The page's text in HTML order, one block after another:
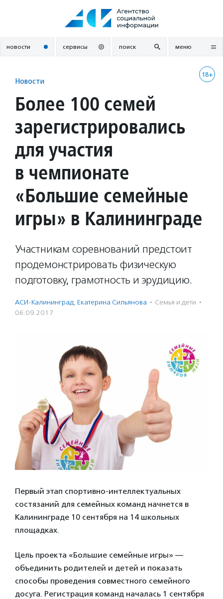
новости сервисы поиск меню
18+
Новости
Более 100 семей
зарегистрировались
для участия
в чемпионате
«Большие семейные
игры» в Калининграде
Участникам соревнований предстоит
продемонстрировать физическую
подготовку, грамотность и эрудицию.
АСИ-Калининград, Екатерина Сильянова · Семья и дети ·
06.09.2017
Первый этап спортивно-интеллектуальных
состязаний для семейных команд начнется в
Калининграде 10 сентября на 14 школьных
площадках.
Цель проекта «Большие семейные игры» —
объединить родителей и детей и показать
способы проведения совместного семейного
досуга. Регистрация команд началась 1 сентября